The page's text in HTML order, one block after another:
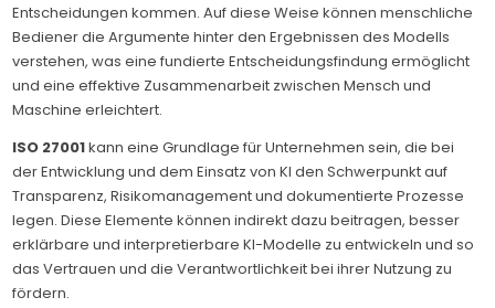
Entscheidungen kommen. Auf diese Weise können menschliche
Bediener die Argumente hinter den Ergebnissen des Modells
verstehen, was eine fundierte Entscheidungsfindung ermöglicht
und eine effektive Zusammenarbeit zwischen Mensch und
Maschine erleichtert.
ISO 27001kann eine Grundlage für Unternehmen sein, die bei
der Entwicklung und dem Einsatz von KI den Schwerpunkt auf
Transparenz, Risikomanagement und dokumentierte Prozesse
legen. Diese Elemente können indirekt dazu beitragen, besser
erklärbare und interpretierbare KI-Modelle zu entwickeln und so
das Vertrauen und die Verantwortlichkeit bei ihrer Nutzung zu
fördern.